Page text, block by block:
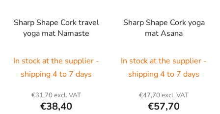
Sharp Shape Cork travel
yoga mat Namaste
In stock at the supplier -
shipping 4 to 7 days
€31,70 excl. VAT
€38,40
Sharp Shape Cork yoga
mat Asana
In stock at the supplier -
shipping 4 to 7 days
€47,70 excl. VAT
€57,70